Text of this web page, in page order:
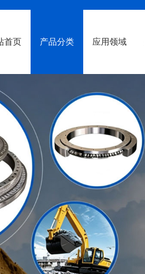
首页 产品分类 应用领域